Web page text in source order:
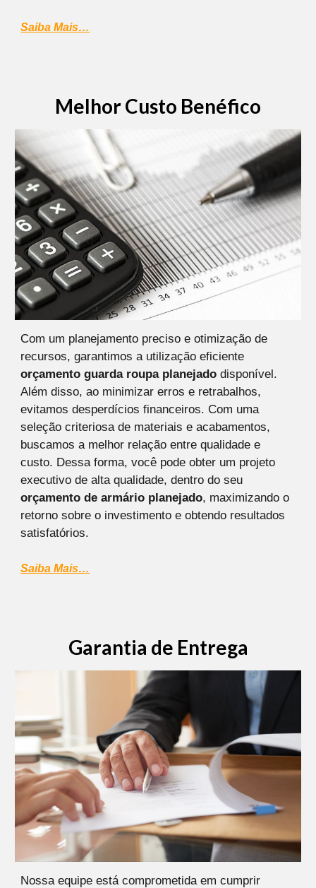
Saiba Mais…
Melhor Custo Benéfico
Com um planejamento preciso e otimização de
recursos, garantimos a utilização eficiente
orçamento guarda roupa planejado disponível.
Além disso, ao minimizar erros e retrabalhos,
evitamos desperdícios financeiros. Com uma
seleção criteriosa de materiais e acabamentos,
buscamos a melhor relação entre qualidade e
custo. Dessa forma, você pode obter um projeto
executivo de alta qualidade, dentro do seu
orçamento de armário planejado, maximizando o
retorno sobre o investimento e obtendo resultados
satisfatórios.
Saiba Mais…
Garantia de Entrega
Nossa equipe está comprometida em cumprir